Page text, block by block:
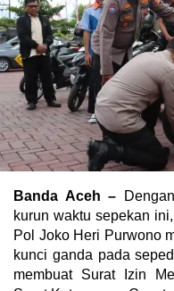
Banda Aceh –
kurun waktu sepekan
Pol Joko Heri Purwono
kunci ganda pada
membuat Surat Izin